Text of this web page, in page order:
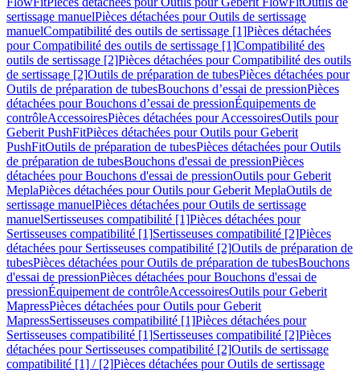
sertissage manuelPièces détachées pour Outils de sertissage
manuelCompatibilité des outils de sertissage [1]Pièces détachées
pour Compatibilité des outils de sertissage [1]Compatibilité des
outils de sertissage [2]Pièces détachées pour Compatibilité des outils
de sertissage [2]Outils de préparation de tubesPièces détachées pour
Outils de préparation de tubesBouchons d’essai de pressionPièces
détachées pour Bouchons d’essai de pressionÉquipements de
contrôleAccessoiresPièces détachées pour AccessoiresOutils pour
Geberit PushFitPièces détachées pour Outils pour Geberit
PushFitOutils de préparation de tubesPièces détachées pour Outils
de préparation de tubesBouchons d'essai de pressionPièces
détachées pour Bouchons d'essai de pressionOutils pour Geberit
MeplaPièces détachées pour Outils pour Geberit MeplaOutils de
sertissage manuelPièces détachées pour Outils de sertissage
manuelSertisseuses compatibilité [1]Pièces détachées pour
Sertisseuses compatibilité [1]Sertisseuses compatibilité [2]Pièces
détachées pour Sertisseuses compatibilité [2]Outils de préparation de
tubesPièces détachées pour Outils de préparation de tubesBouchons
d'essai de pressionPièces détachées pour Bouchons d'essai de
pressionÉquipement de contrôleAccessoiresOutils pour Geberit
MapressPièces détachées pour Outils pour Geberit
MapressSertisseuses compatibilité [1]Pièces détachées pour
Sertisseuses compatibilité [1]Sertisseuses compatibilité [2]Pièces
détachées pour Sertisseuses compatibilité [2]Outils de sertissage
compatibilité [1] / [2]Pièces détachées pour Outils de sertissage